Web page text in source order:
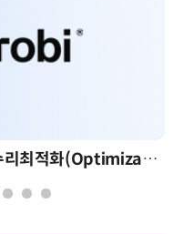
AI 시대의 의사결정을 바꾸는 수리최적화(Optimization): 실제 산업 적용 사례와 활용 전략